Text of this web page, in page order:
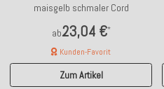
maisgelb schmaler Cord
ab23,04 €*
Kunden-Favorit
Zum Artikel